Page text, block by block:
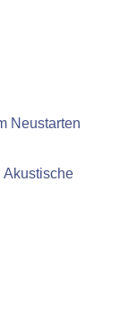
Neustarten
Akustische